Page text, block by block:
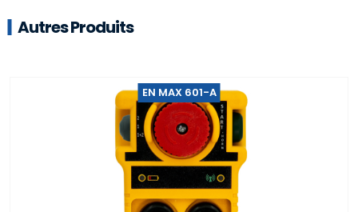
Autres Produits
EN MAX 601-A